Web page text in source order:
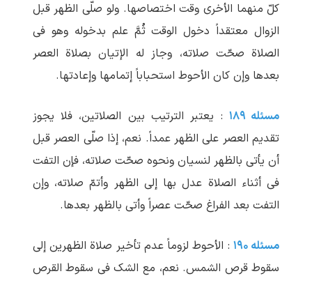
کلّ منهما الأخری وقت اختصاصها. ولو صلّی الظهر قبل
الزوال معتقداً دخول الوقت ثُمَّ علم بدخوله وهو فی
الصلاة صحّت صلاته، وجاز له الإتیان بصلاة العصر
بعدها وإن کان الأحوط استحباباً إتمامها وإعادتها.
مسئله ۱۸۹
: یعتبر الترتیب بین الصلاتین، فلا یجوز
تقدیم العصر علی الظهر عمداً. نعم، إذا صلّی العصر قبل
أن یأتی بالظهر لنسیان ونحوه صحّت صلاته، فإن التفت
فی أثناء الصلاة عدل بها إلی الظهر وأتمّ صلاته، وإن
التفت بعد الفراغ صحّت عصراً وأتی بالظهر بعدها.
مسئله ۱۹۰
: الأحوط لزوماً عدم تأخیر صلاة الظهرین إلی
سقوط قرص الشمس. نعم، مع الشک فی سقوط القرص